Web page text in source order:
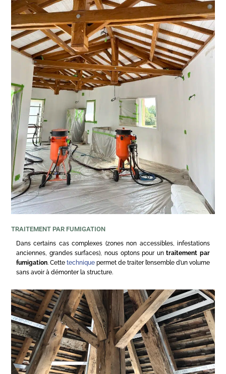
TRAITEMENT PAR FUMIGATION
Dans certains cas complexes (zones non accessibles, infestations
anciennes, grandes surfaces), nous optons pour untraitement par
fumigation. Cette technique permet de traiter l’ensemble d’un volume
sans avoir à démonter la structure.